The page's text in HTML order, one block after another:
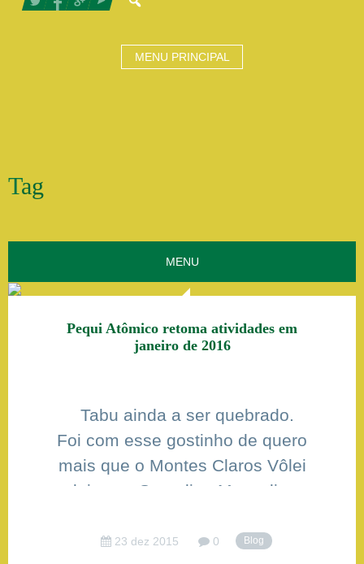
MENU PRINCIPAL
Tag
MENU
Pequi Atômico retoma atividades em
janeiro de 2016
Tabu ainda a ser quebrado.
Foi com esse gostinho de quero
mais que o Montes Claros Vôlei
deixou a Superliga Masculina
quando foi superado pela
23 dez 2015 0 Blog